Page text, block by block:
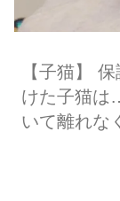
【子猫】
けた子猫は
いて離れな